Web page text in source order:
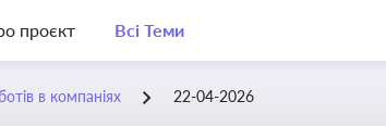
проєкт Всі Теми
в компаніях 22-04-2026